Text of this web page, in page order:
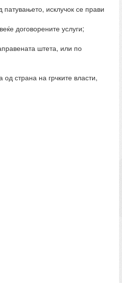
исклучок се прави
договорените услуги;
штета, или по
страна на грчките власти,